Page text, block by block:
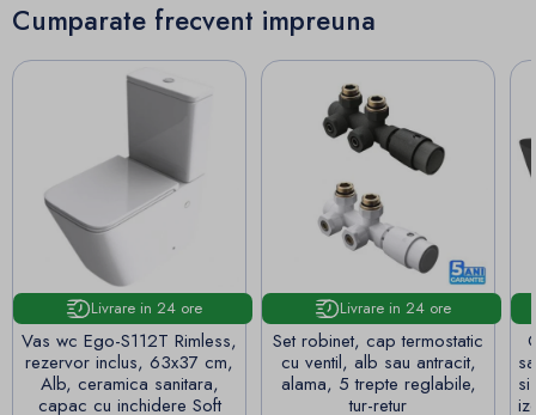
Cumparate frecvent impreuna
Livrare in 24 ore
Vas wc Ego-S112T Rimless,
rezervor inclus, 63x37 cm,
Alb, ceramica sanitara,
capac cu inchidere Soft
Livrare in 24 ore
Set robinet, cap termostatic
cu ventil, alb sau antracit,
alama, 5 trepte reglabile,
tur-retur